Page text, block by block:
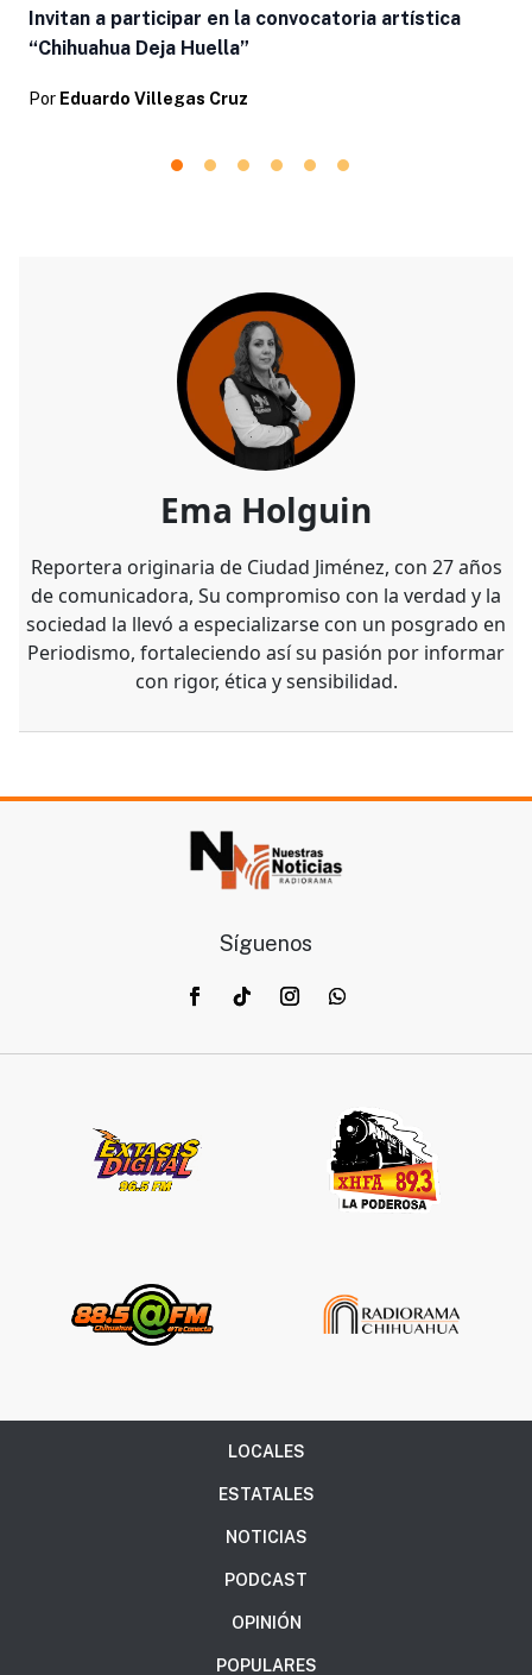
Invitan a participar en la convocatoria artística
“Chihuahua Deja Huella”
Por Eduardo Villegas Cruz
Ema Holguin
Reportera originaria de Ciudad Jiménez, con 27 años
de comunicadora, Su compromiso con la verdad y la
sociedad la llevó a especializarse con un posgrado en
Periodismo, fortaleciendo así su pasión por informar
con rigor, ética y sensibilidad.
Síguenos
LOCALES
ESTATALES
NOTICIAS
PODCAST
OPINIÓN
POPULARES